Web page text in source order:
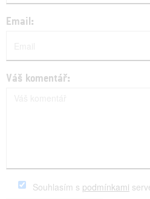
Email:
Váš komentář:
Souhlasím s podmínkami